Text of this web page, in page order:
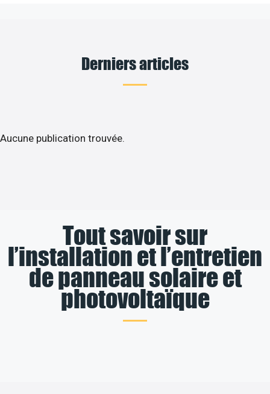
Derniers articles
Aucune publication trouvée.
Tout savoir sur
l’installation et l’entretien
de panneau solaire et
photovoltaïque